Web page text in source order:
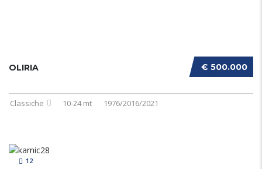
€ 500.000
OLIRIA
Classiche 10-24 mt 1976/2016/2021
12